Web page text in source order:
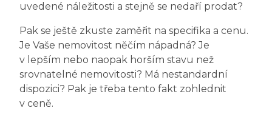
uvedené náležitosti a stejně se nedaří prodat?
Pak se ještě zkuste zaměřit na specifika a cenu.
Je Vaše nemovitost něčím nápadná? Je
v lepším nebo naopak horším stavu než
srovnatelné nemovitosti? Má nestandardní
dispozici? Pak je třeba tento fakt zohlednit
v ceně.